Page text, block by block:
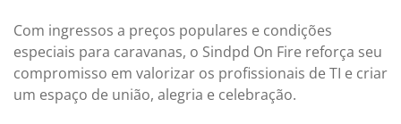
Com ingressos a preços populares e condições
especiais para caravanas, o Sindpd On Fire reforça seu
compromisso em valorizar os profissionais de TI e criar
um espaço de união, alegria e celebração.